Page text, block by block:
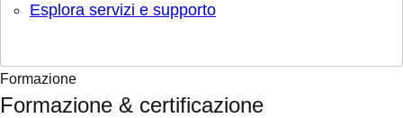
Esplora servizi e supporto
Formazione
Formazione & certificazione